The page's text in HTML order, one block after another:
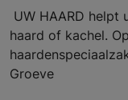
UW HAARD helpt
haard of kachel.
Groeve